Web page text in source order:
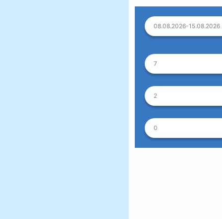
08.08.2026-15.08.2026
7
2
0